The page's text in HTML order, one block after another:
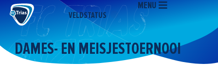
naar
inhoud
VELDSTATUS
MENU
DAMES- EN MEISJESTOERNOOI